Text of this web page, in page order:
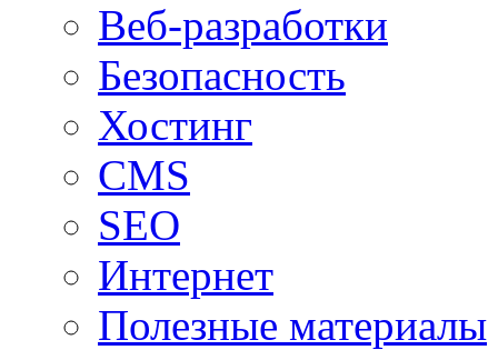
Веб-разработки
Безопасность
Хостинг
CMS
SEO
Интернет
Полезные материалы